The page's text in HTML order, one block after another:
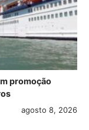
promoção
agosto 8, 2026